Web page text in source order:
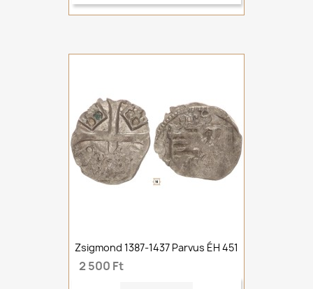
Zsigmond 1387-1437 Parvus ÉH 451
2 500 Ft